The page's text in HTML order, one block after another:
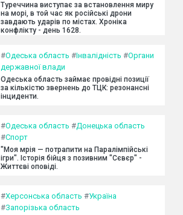
Туреччина виступає за встановлення миру
на морі, в той час як російські дрони
завдають ударів по містах. Хроніка
конфлікту - день 1628.
#Одеська область #Інвалідність #Органи
державної влади
Одеська область займає провідні позиції
за кількістю звернень до ТЦК: резонансні
інциденти.
#Одеська область #Донецька область
#Спорт
"Моя мрія — потрапити на Паралімпійські
ігри". Історія бійця з позивним "Сєвєр" -
Життєві оповіді.
#Херсонська область #Україна
#Запорізька область